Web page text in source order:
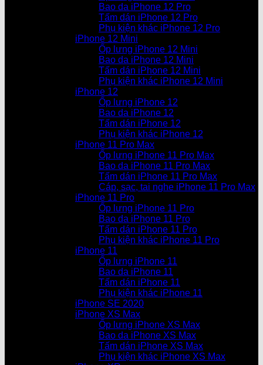
Bao da iPhone 12 Pro
Tấm dán iPhone 12 Pro
Phụ kiện khác iPhone 12 Pro
iPhone 12 Mini
Ốp lưng iPhone 12 Mini
Bao da iPhone 12 Mini
Tấm dán iPhone 12 Mini
Phụ kiện khác iPhone 12 Mini
iPhone 12
Ốp lưng iPhone 12
Bao da iPhone 12
Tấm dán iPhone 12
Phụ kiện khác iPhone 12
iPhone 11 Pro Max
Ốp lưng iPhone 11 Pro Max
Bao da iPhone 11 Pro Max
Tấm dán iPhone 11 Pro Max
Cáp, sạc, tai nghe iPhone 11 Pro Max
iPhone 11 Pro
Ốp lưng iPhone 11 Pro
Bao da iPhone 11 Pro
Tấm dán iPhone 11 Pro
Phụ kiện khác iPhone 11 Pro
iPhone 11
Ốp lưng iPhone 11
Bao da iPhone 11
Tấm dán iPhone 11
Phụ kiện khác iPhone 11
iPhone SE 2020
iPhone XS Max
Ốp lưng iPhone XS Max
Bao da iPhone XS Max
Tấm dán iPhone XS Max
Phụ kiện khác iPhone XS Max